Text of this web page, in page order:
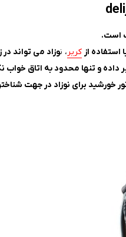
است.
از کریر ، نوزاد می تواند
داده و تنها محدود به اتاق خواب
خورشید برای نوزاد در جهت